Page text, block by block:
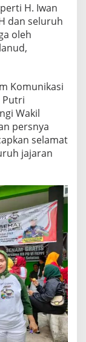
H. Iwan
dan seluruh
oleh
Komunikasi
Putri
Wakil
persnya
selamat
jajaran